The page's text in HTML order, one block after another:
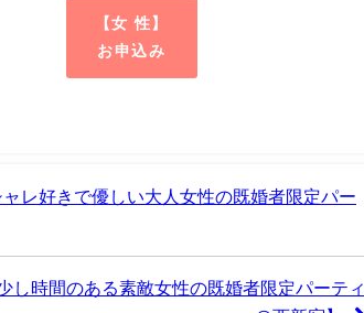
【女 性】
お申込み
レ好きで優しい大人女性の既婚者限定パー
し時間のある素敵女性の既婚者限定パーティ